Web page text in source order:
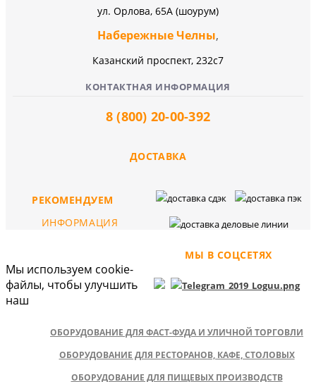
ул. Орлова, 65А (шоурум)
Набережные Челны,
Казанский проспект, 232c7
КОНТАКТНАЯ ИНФОРМАЦИЯ
8 (800) 20-00-392
ДОСТАВКА
МЫ В СОЦСЕТЯХ
РЕКОМЕНДУЕМ
ОБОРУДОВАНИЕ ДЛЯ ФАСТ-ФУДА И УЛИЧНОЙ ТОРГОВЛИ
ОБОРУДОВАНИЕ ДЛЯ РЕСТОРАНОВ, КАФЕ, СТОЛОВЫХ
ОБОРУДОВАНИЕ ДЛЯ ПИЩЕВЫХ ПРОИЗВОДСТВ
ИНФОРМАЦИЯ
Мы используем cookie-
файлы, чтобы улучшить
наш